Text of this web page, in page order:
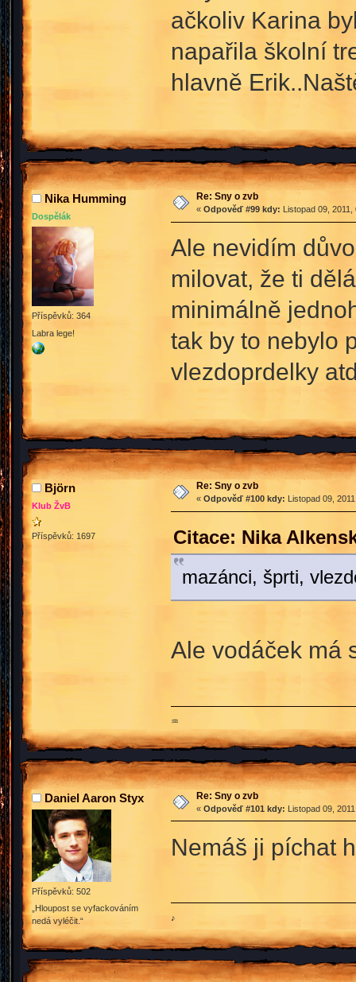
ačkoliv Karina
napařila školní
hlavně
Nika Humming
Dospělák
Příspěvků: 364
Labra lege!
Re: Sny o zvb
« Odpověď #99 kdy: Listopad 09,
Ale nevidím
milovat, že ti
minimálně
tak by to nebylo
vlezdoprdelky
Björn
Klub ŽvB
Příspěvků: 1697
Re: Sny o zvb
« Odpověď #100 kdy: Listopad 09,
Citace: Nika
mazánci, šprti,
Ale vodáček má
♒
Daniel Aaron Styx
Příspěvků: 502
„Hloupost se vyfackováním
nedá vyléčit.“
Re: Sny o zvb
« Odpověď #101 kdy: Listopad 09,
Nemáš ji píchat
♪